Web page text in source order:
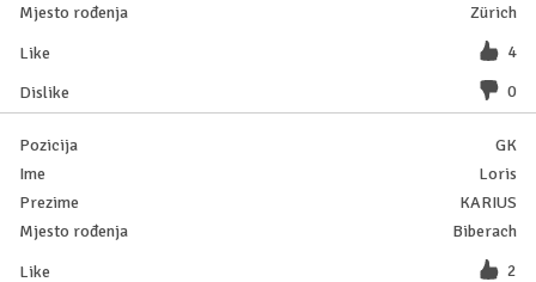
Zürich
4
0
GK
Loris
KARIUS
Biberach
2